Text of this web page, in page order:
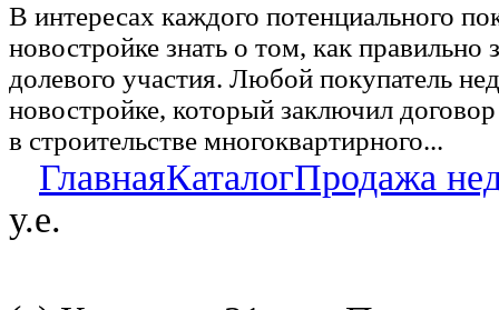
В интересах каждого потенциального
новостройке знать о том, как правильно
долевого участия. Любой покупатель
новостройке, который заключил
в строительстве многоквартирного...
ГлавнаяКаталогПродажа
у.е.